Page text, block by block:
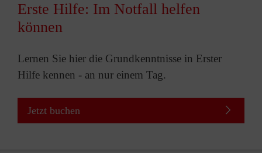
Erste Hilfe: Im Notfall helfen
können
Lernen Sie hier die Grundkenntnisse in Erster
Hilfe kennen - an nur einem Tag.
Jetzt buchen